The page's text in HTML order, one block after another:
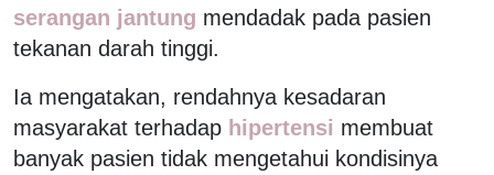
serangan jantung mendadak pada pasien
tekanan darah tinggi.
Ia mengatakan, rendahnya kesadaran
masyarakat terhadap hipertensi membuat
banyak pasien tidak mengetahui kondisinya